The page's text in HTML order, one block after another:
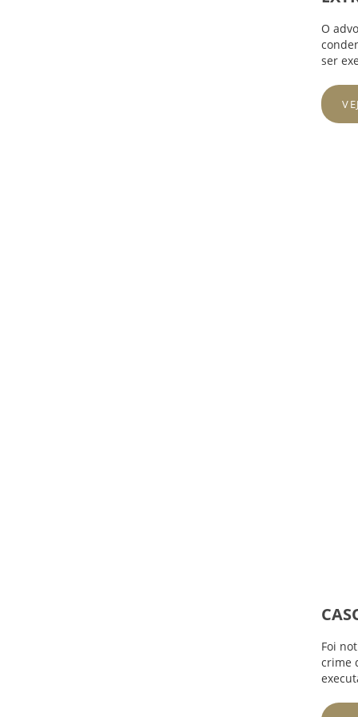
O
ser
Foi
crime